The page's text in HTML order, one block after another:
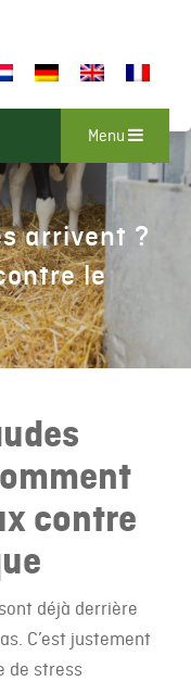
Menu
arrivent ?
le
contre
déjà derrière
C’est justement
de stress